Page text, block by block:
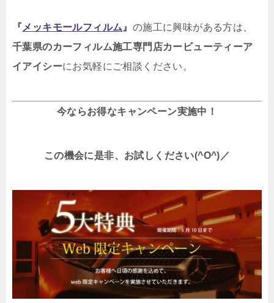
『 メッキモールフィルム 』 の施工に興味がある方は、
千葉県のカーフィルム施工専門店カービューティーア
イアイシーにお気軽にご相談ください。
今ならお得なキャンペーン実施中！
この機会に是非、お試しください(^O^)／